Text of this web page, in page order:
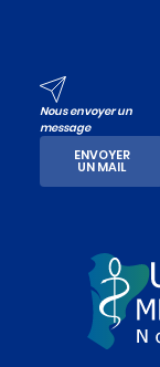
Nous envoyer un
message
ENVOYER
UN MAIL